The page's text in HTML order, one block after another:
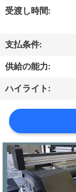
業
報
会
社
案
内
品
受渡し時間:
支払条件:
供給の能力:
ハイライト: